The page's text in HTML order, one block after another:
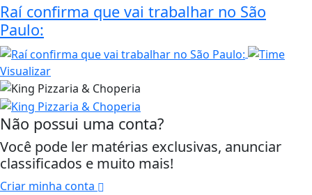
Raí confirma que vai trabalhar no São
Paulo:
Visualizar
Não possui uma conta?
Você pode ler matérias exclusivas, anunciar
classificados e muito mais!
Criar minha conta